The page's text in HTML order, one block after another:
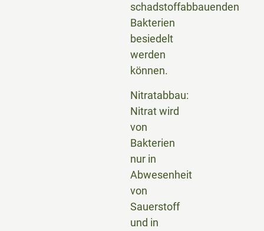
schadstoffabbauenden
Bakterien
besiedelt
werden
können.
Nitratabbau:
Nitrat wird
von
Bakterien
nur in
Abwesenheit
von
Sauerstoff
und in